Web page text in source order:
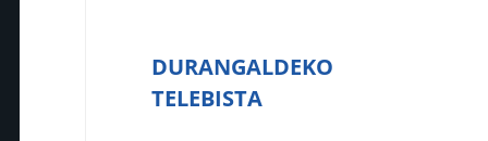
DURANGALDEKO
TELEBISTA